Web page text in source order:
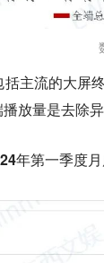
主流的大屏
放量是去除
年第一季度